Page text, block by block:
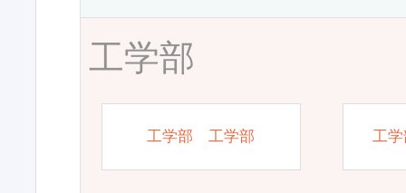
工学部
工学部 工学部 工